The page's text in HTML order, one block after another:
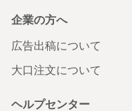
企業の方へ
広告出稿について
大口注文について
ヘルプセンター